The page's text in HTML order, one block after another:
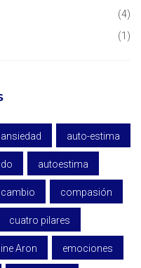
(4)
(1)
ansiedad auto-estima
autoestima
cambio compasión
cuatro pilares
Aron emociones